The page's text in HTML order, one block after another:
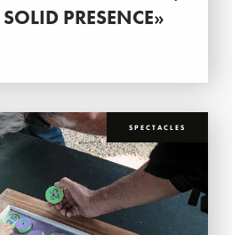
PRESENCE»
SPECTACLES